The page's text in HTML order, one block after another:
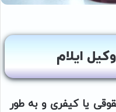
ایلام
یا کیفری و به طور